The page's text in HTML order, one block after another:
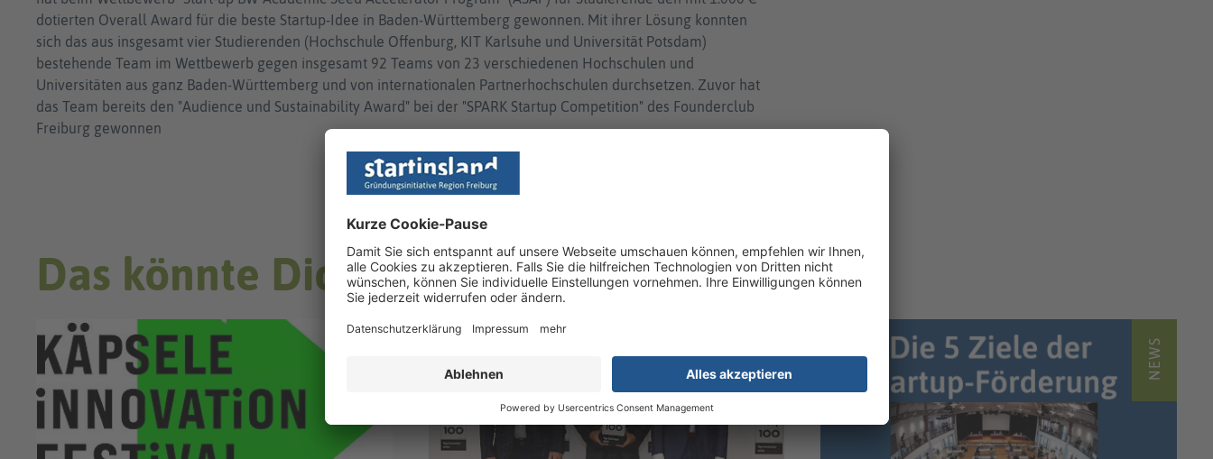
dotierten Overall Award für die beste Startup-Idee in Baden-Württemberg gewonnen. Mit ihrer Lösung konnten
sich das aus insgesamt vier Studierenden (Hochschule Offenburg, KIT Karlsuhe und Universität Potsdam)
bestehende Team im Wettbewerb gegen insgesamt 92 Teams von 23 verschiedenen Hochschulen und
Universitäten aus ganz Baden-Württemberg und von internationalen Partnerhochschulen durchsetzen. Zuvor hat
das Team bereits den "Audience und Sustainability Award" bei der "SPARK Startup Competition" des Founderclub
Freiburg gewonnen
Das könnte Dich auch interessieren
NEWS NEWS